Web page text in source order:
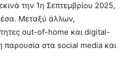
την 1η Σεπτεμβρίου 2025,
Μεταξύ άλλων,
out-of-home και digital-
στα social media και